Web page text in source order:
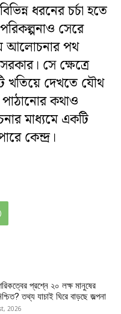
ধরনের চর্চা হতে
সেরে
আলোচনার পথ
সে ক্ষেত্রে
খতিয়ে দেখতে যৌথ
কথাও
মাধ্যমে একটি
কেন্দ্র।
প্রশ্নে ২০ লক্ষ মানুষের
তথ্য যাচাই ঘিরে বাড়ছে জল্পনা
2026